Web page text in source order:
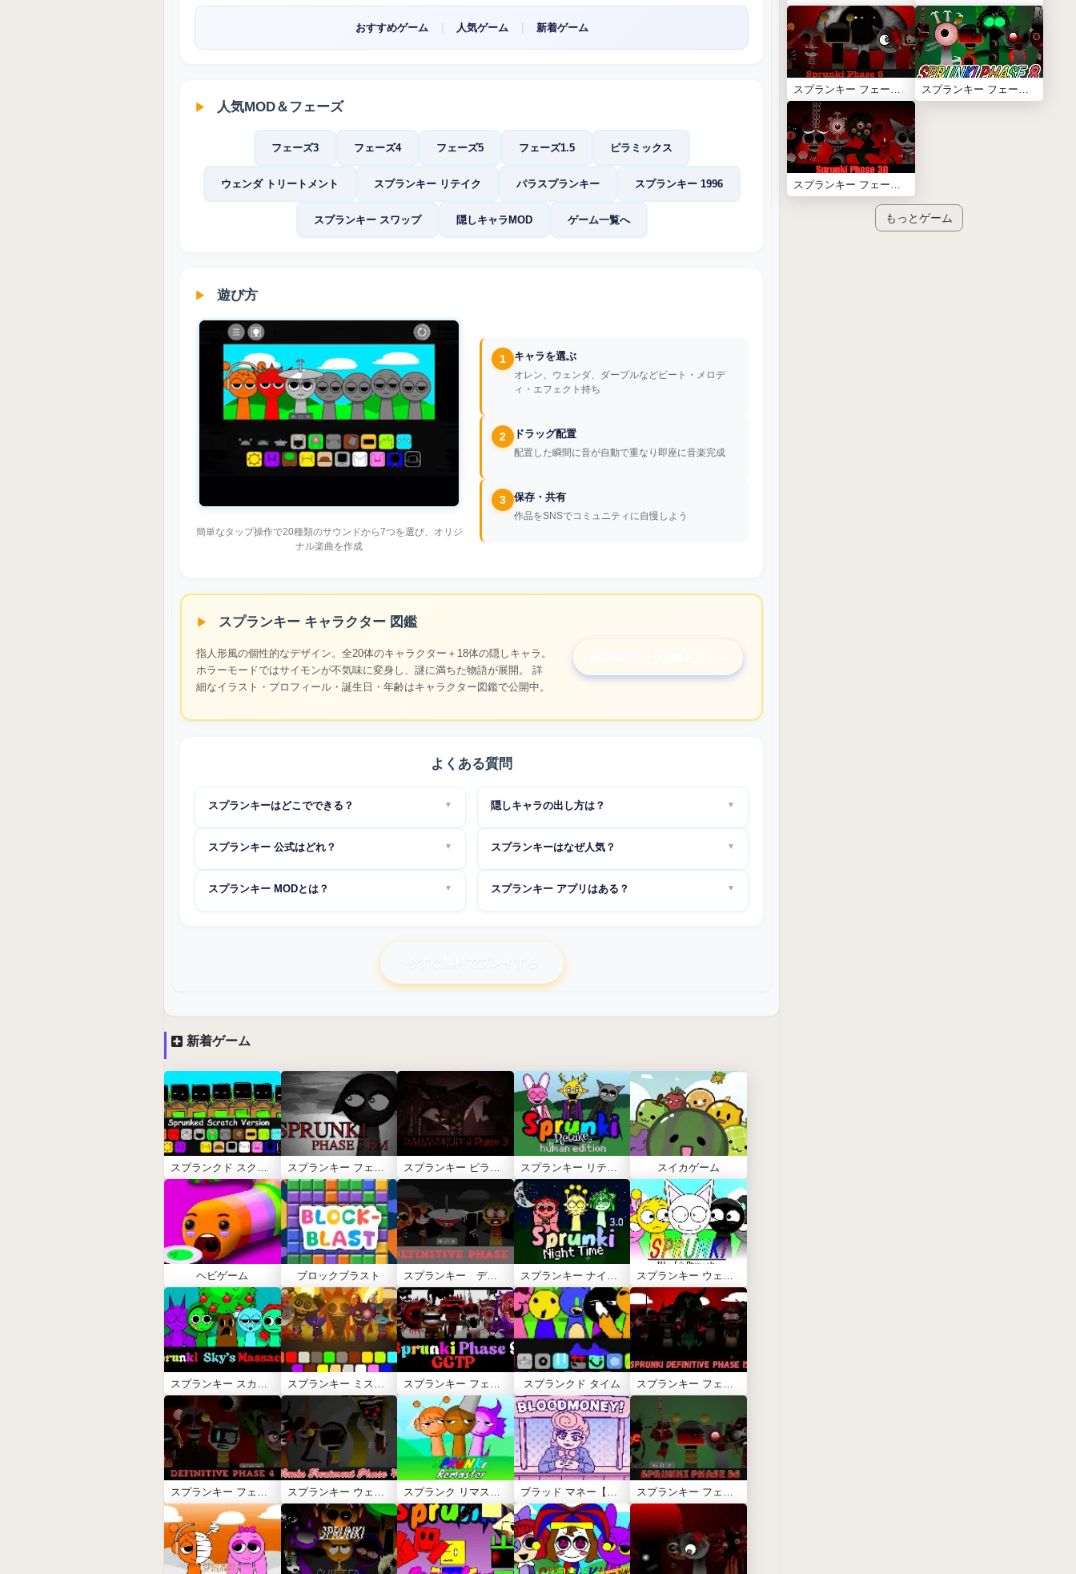
おすすめゲーム 人気ゲーム 新着ゲーム
人気MOD＆フェーズ
フェーズ3 フェーズ4 フェーズ5 フェーズ1.5 ピラミックス
ウェンダ トリートメント スプランキー リテイク パラスプランキー スプランキー 1996
スプランキー スワップ 隠しキャラMOD ゲーム一覧へ
遊び方
簡単なタップ操作で20種類のサウンドから7つを選び、オリジ
ナル楽曲を作成
1 キャラを選ぶ
オレン、ウェンダ、ダープルなどビート・メロデ
ィ・エフェクト持ち
2 ドラッグ配置
配置した瞬間に音が自動で重なり即座に音楽完成
3 保存・共有
作品をSNSでコミュニティに自慢しよう
スプランキー キャラクター 図鑑
指人形風の個性的なデザイン。全20体のキャラクター＋18体の隠しキャラ。
ホラーモードではサイモンが不気味に変身し、謎に満ちた物語が展開。 詳
細なイラスト・プロフィール・誕生日・年齢はキャラクター図鑑で公開中。
よくある質問
スプランキーはどこでできる？
sprunkin.jp
ル不要・アプリ不要・完全ブラウザ対応。PC・スマホ・タブ
レット全てで無料で遊べます。
スプランキー 公式はどれ？
Cocrea版
Scratch版でしたが、本家は現在非公開。sprunkin.jpでは公式
Cocrea版と厳選MODを提供。
スプランキー MODとは？
隠しキャラの出し方は？
通常
MOD版：🔗 sprunki-but-is-moddedコマンド不要で全隠しキャ
ラ使用可能！
スプランキーはなぜ人気？
① 誰でも簡単に音楽制作できる操作
② 可愛い×ホラーの独特な世界観
③ 18体の隠しキャラの中毒性
スプランキー アプリはある？
今すぐ無料でプレイする
新着ゲーム
スイカゲーム
ヘビゲーム ブロックブラスト スプランキー デフィニティブ フェーズ3
スプランクド タイム
スプランキー フェーズ6 (Phase 6) スプランキー フェーズ8【Sprunki Phase 8】
スプランキー フェーズ30【Sprunki Phase 30】
もっとゲーム